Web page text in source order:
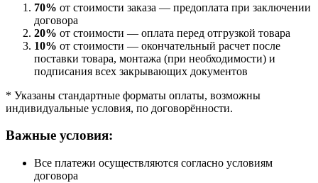
70% от стоимости заказа — предоплата при заключении
договора
20% от стоимости — оплата перед отгрузкой товара
10% от стоимости — окончательный расчет после
поставки товара, монтажа (при необходимости) и
подписания всех закрывающих документов
* Указаны стандартные форматы оплаты, возможны
индивидуальные условия, по договорённости.
Важные условия:
Все платежи осуществляются согласно условиям
договора